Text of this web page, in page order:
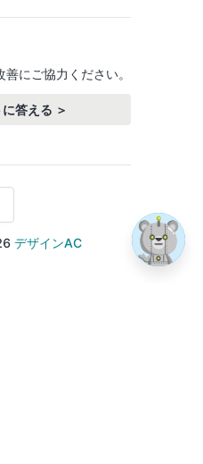
にご協力ください。
答える ＞
デザインAC